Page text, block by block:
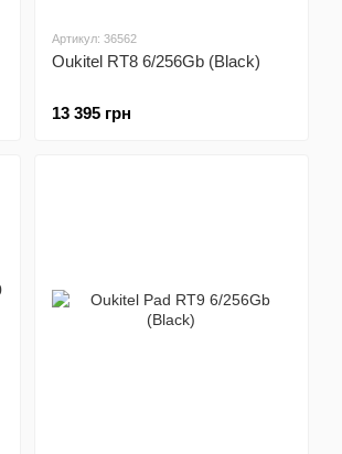
Артикул: 36562
Oukitel RT8 6/256Gb (Black)
13 395 грн